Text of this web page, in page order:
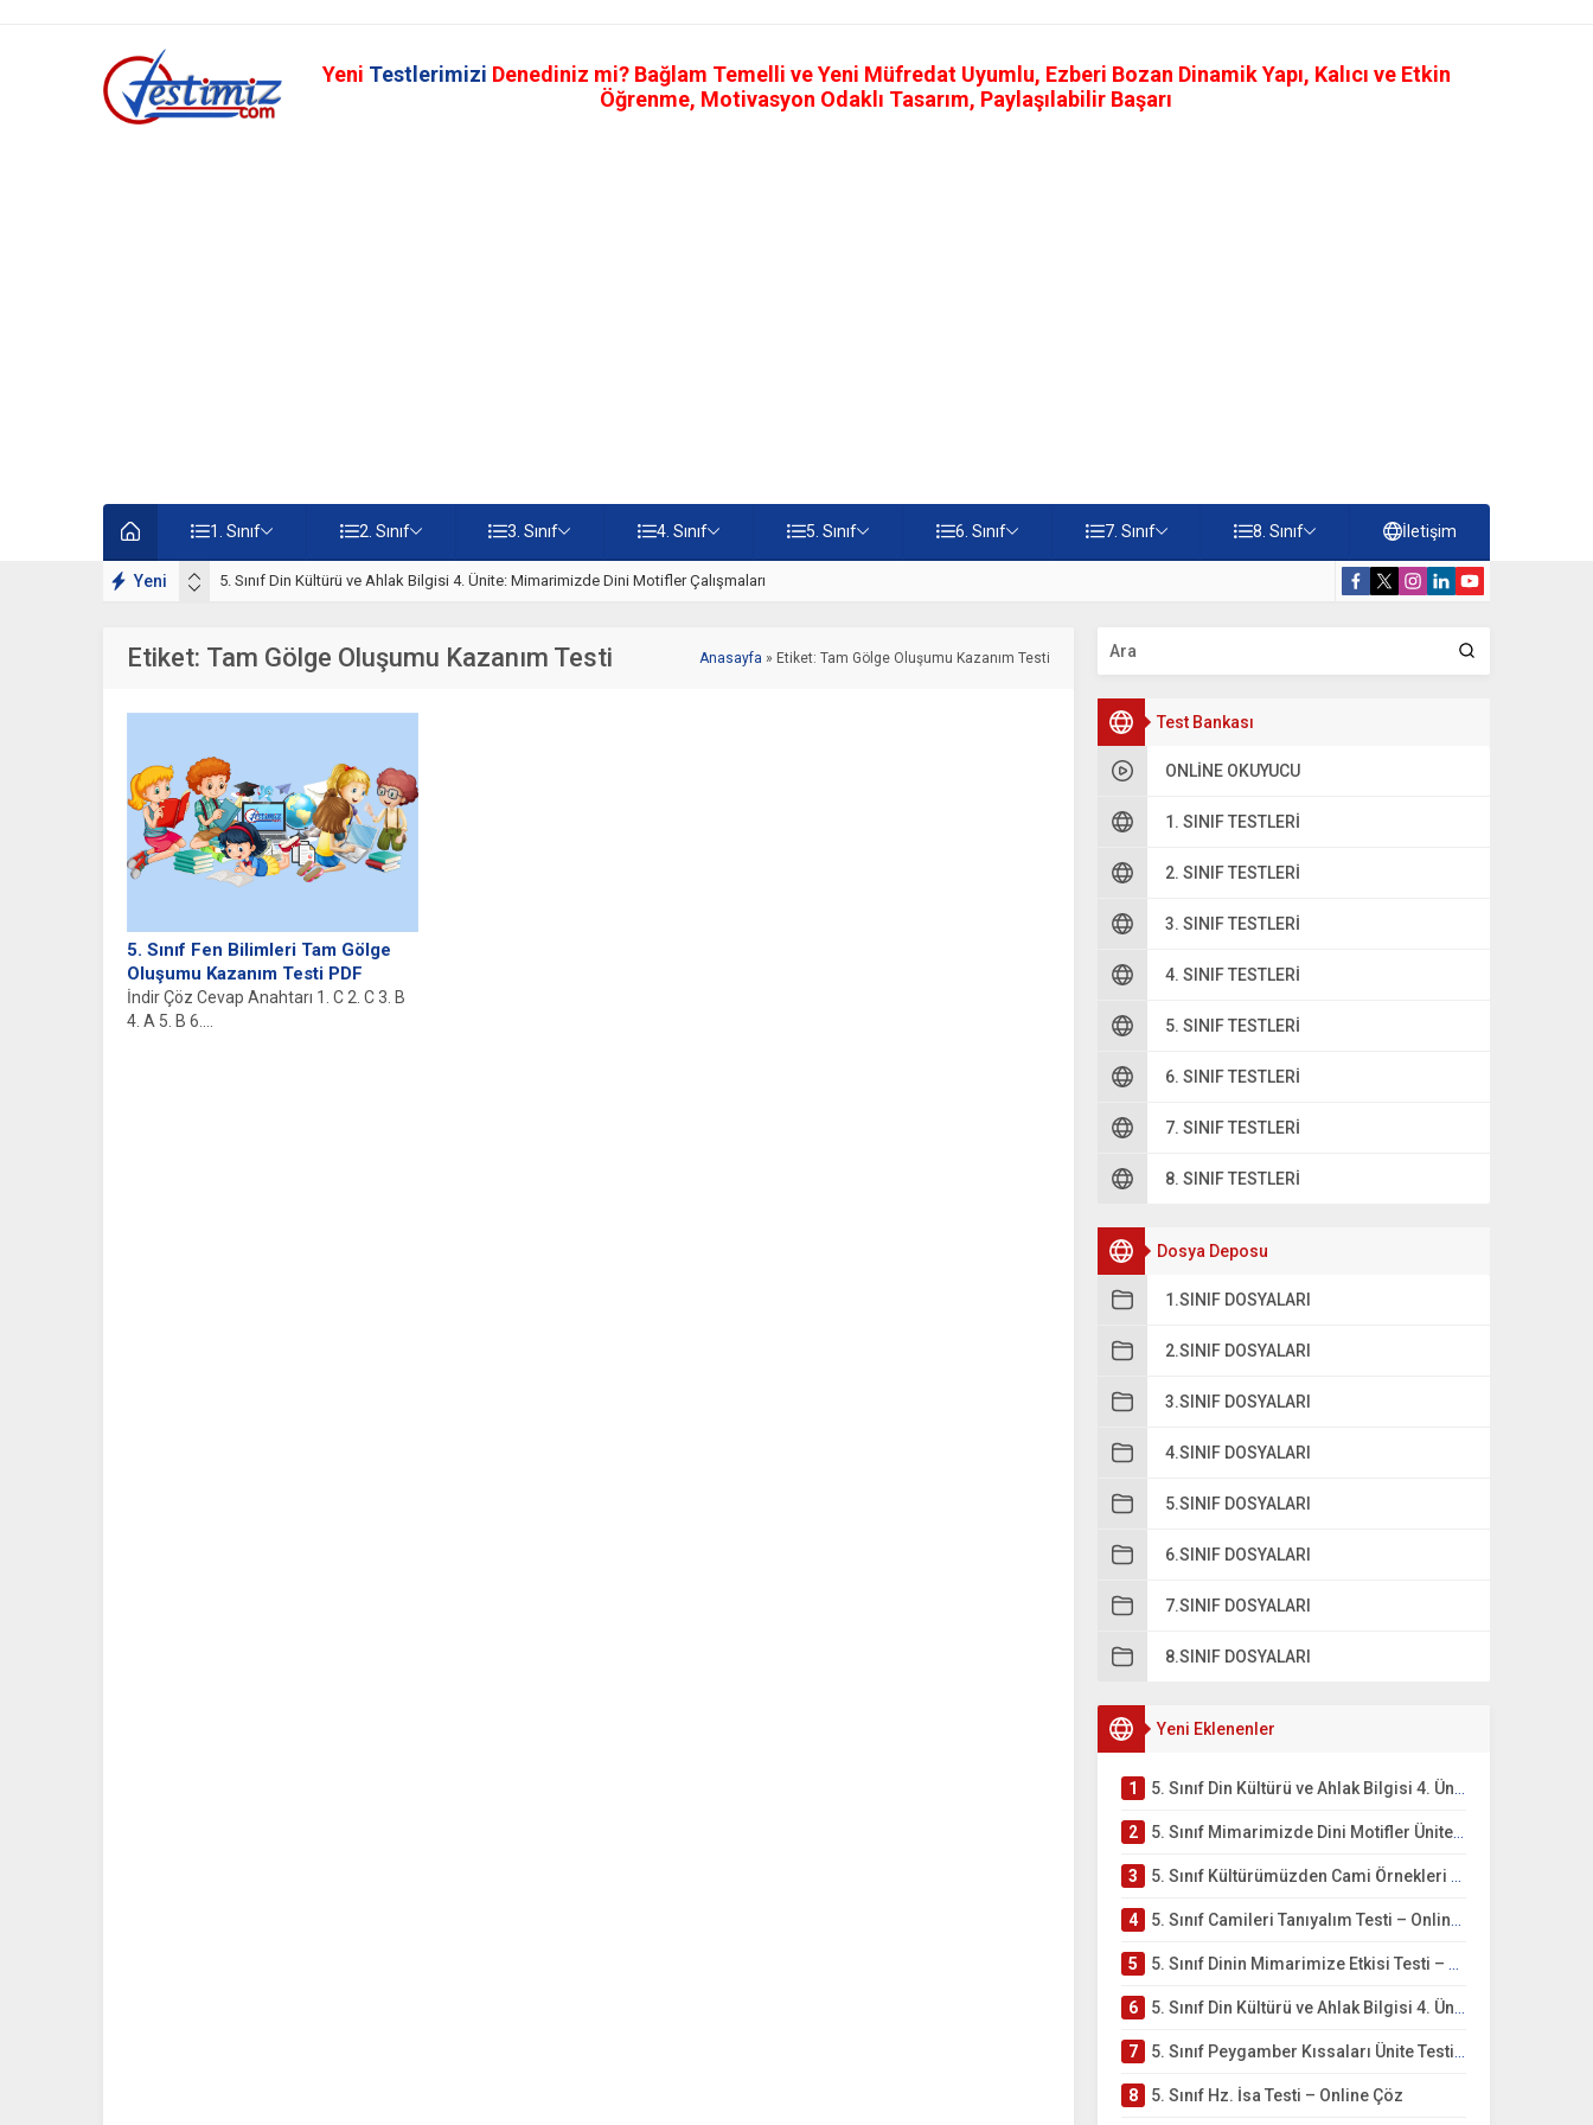
Yeni Testlerimizi Denediniz mi? Bağlam Temelli ve Yeni Müfredat Uyumlu, Ezberi Bozan Dinamik Yapı, Kalıcı ve Etkin
Öğrenme, Motivasyon Odaklı Tasarım, Paylaşılabilir Başarı
1. Sınıf 2. Sınıf 3. Sınıf 4. Sınıf 5. Sınıf 6. Sınıf 7. Sınıf 8. Sınıf İletişim
Yeni
Çalışmaları 5. Sınıf Mimarimizde Dini Motifler Ünite Testi – Online Çöz
Test Bankası
ONLINE OKUYUCU
1. SINIF TESTLERI
2. SINIF TESTLERI
3. SINIF TESTLERI
4. SINIF TESTLERI
5. SINIF TESTLERI
6. SINIF TESTLERI
7. SINIF TESTLERI
8. SINIF TESTLERI
Dosya Deposu
1.SINIF DOSYALARI
2.SINIF DOSYALARI
3.SINIF DOSYALARI
4.SINIF DOSYALARI
5.SINIF DOSYALARI
6.SINIF DOSYALARI
7.SINIF DOSYALARI
8.SINIF DOSYALARI
Yeni Eklenenler
1 5. Sınıf Din Kültürü ve Ahlak Bilgisi 4. Ünite: Mimarimizde Dini Motifler Çalışmaları
2 5. Sınıf Mimarimizde Dini Motifler Ünite Testi – Online Çöz
3 5. Sınıf Kültürümüzden Cami Örnekleri Testi – Online Çöz
4 5. Sınıf Camileri Tanıyalım Testi – Online Çöz
5 5. Sınıf Dinin Mimarimize Etkisi Testi – Online Çöz
6 5. Sınıf Din Kültürü ve Ahlak Bilgisi 4. Ünite: Peygamber Kıssaları Çalışmaları
7 5. Sınıf Peygamber Kıssaları Ünite Testi – Online Çöz
8 5. Sınıf Hz. İsa Testi – Online Çöz
Etiket: Tam Gölge Oluşumu Kazanım Testi Anasayfa » Etiket: Tam Gölge Oluşumu Kazanım Testi
5. Sınıf Fen Bilimleri Tam Gölge
Oluşumu Kazanım Testi PDF
İndir Çöz Cevap Anahtarı 1. C 2. C 3. B
4. A 5. B 6....